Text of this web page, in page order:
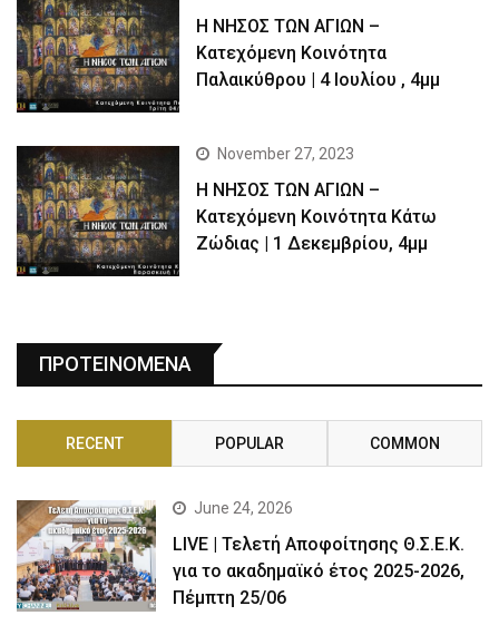
Η ΝΗΣΟΣ ΤΩΝ ΑΓΙΩΝ –
Kατεχόμενη Κοινότητα
Παλαικύθρου | 4 Ιουλίου , 4μμ
November 27, 2023
Η ΝΗΣΟΣ ΤΩΝ ΑΓΙΩΝ –
Κατεχόμενη Κοινότητα Κάτω
Ζώδιας | 1 Δεκεμβρίου, 4μμ
ΠΡΟΤΕΙΝΟΜΕΝΑ
RECENT POPULAR COMMON
June 24, 2026
LIVE | Τελετή Αποφοίτησης Θ.Σ.Ε.Κ.
για το ακαδημαϊκό έτος 2025-2026,
Πέμπτη 25/06